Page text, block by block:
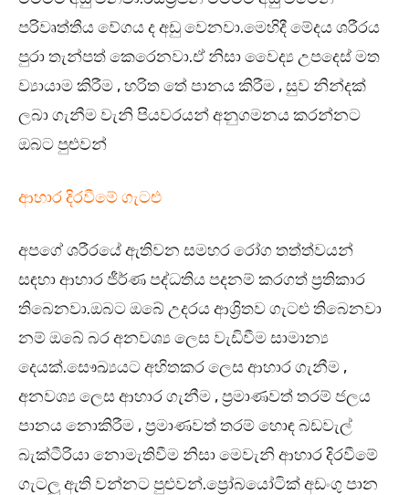
පරිවෘත්තීය වේගය ද අඩු වෙනවා.මෙහිදී මේදය ශරීරය
පුරා තැන්පත් කෙරෙනවා.ඒ නිසා වෛද්‍ය උපදෙස් මත
ව්‍යායාම කිරීම , හරිත තේ පානය කිරීම , සුව නින්දක්
ලබා ගැනීම වැනි පියවරයන් අනුගමනය කරන්නට
ඔබට පුළුවන්
ආහාර දිරවීමේ ගැටළු
අපගේ ශරීරයේ ඇතිවන සමහර රෝග තත්ත්වයන්
සඳහා ආහාර ජීර්ණ පද්ධතිය පදනම් කරගත් ප්‍රතිකාර
තිබෙනවා.ඔබට ඔබේ උදරය ආශ්‍රිතව ගැටළු තිබෙනවා
නම් ඔබේ බර අනවශ්‍ය ලෙස වැඩිවීම සාමාන්‍ය
දෙයක්.සෞඛ්‍යයට අහිතකර ලෙස ආහාර ගැනීම ,
අනවශ්‍ය ලෙස ආහාර ගැනීම , ප්‍රමාණවත් තරම් ජලය
පානය නොකිරීම , ප්‍රමාණවත් තරම් හොඳ බඩවැල්
බැක්ටීරියා නොමැතිවීම නිසා මෙවැනි ආහාර දිරවීමේ
ගැටලු ඇති වන්නට පුළුවන්.ප්‍රෝබයෝටික් අඩංගු පාන